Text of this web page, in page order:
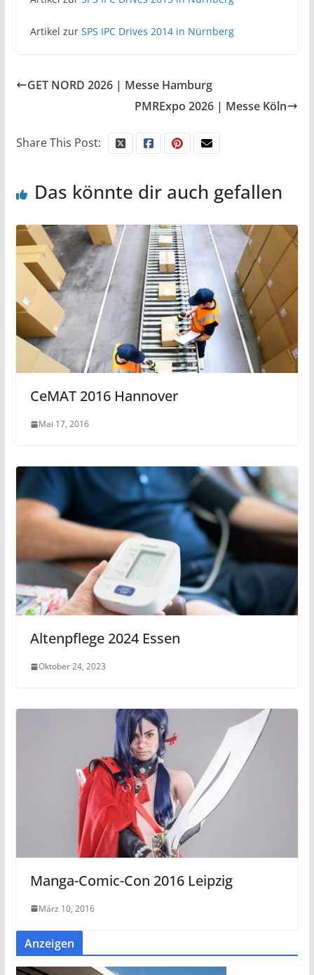
Artikel zur SPS IPC Drives 2014 in Nürnberg
GET NORD 2026 | Messe Hamburg
PMRExpo 2026 | Messe Köln
Share This Post:
Das könnte dir auch gefallen
CeMAT 2016 Hannover
Mai 17, 2016
Altenpflege 2024 Essen
Oktober 24, 2023
Manga-Comic-Con 2016 Leipzig
März 10, 2016
Anzeigen